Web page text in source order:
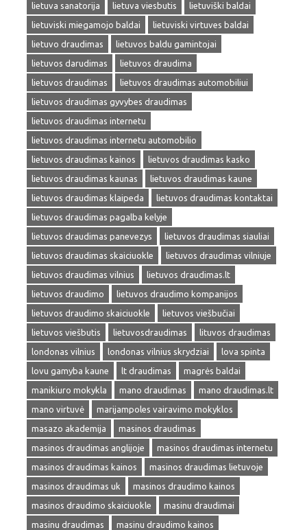
lietuva sanatorija
lietuva viesbutis
lietuviški baldai
lietuviski miegamojo baldai
lietuviski virtuves baldai
lietuvo draudimas
lietuvos baldu gamintojai
lietuvos darudimas
lietuvos draudima
lietuvos draudimas
lietuvos draudimas automobiliui
lietuvos draudimas gyvybes draudimas
lietuvos draudimas internetu
lietuvos draudimas internetu automobilio
lietuvos draudimas kainos
lietuvos draudimas kasko
lietuvos draudimas kaunas
lietuvos draudimas kaune
lietuvos draudimas klaipeda
lietuvos draudimas kontaktai
lietuvos draudimas pagalba kelyje
lietuvos draudimas panevezys
lietuvos draudimas siauliai
lietuvos draudimas skaiciuokle
lietuvos draudimas vilniuje
lietuvos draudimas vilnius
lietuvos draudimas.lt
lietuvos draudimo
lietuvos draudimo kompanijos
lietuvos draudimo skaiciuokle
lietuvos viešbučiai
lietuvos viešbutis
lietuvosdraudimas
lituvos draudimas
londonas vilnius
londonas vilnius skrydziai
lova spinta
lovu gamyba kaune
lt draudimas
magrės baldai
manikiuro mokykla
mano draudimas
mano draudimas.lt
mano virtuvė
marijampoles vairavimo mokyklos
masazo akademija
masinos draudimas
masinos draudimas anglijoje
masinos draudimas internetu
masinos draudimas kainos
masinos draudimas lietuvoje
masinos draudimas uk
masinos draudimo kainos
masinos draudimo skaiciuokle
masinu draudimai
masinu draudimas
masinu draudimo kainos